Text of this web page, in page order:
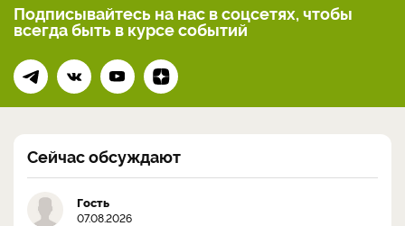
Подписывайтесь на нас в соцсетях, чтобы
всегдабыть в курсе событий
Сейчас обсуждают
Гость
07.08.2026